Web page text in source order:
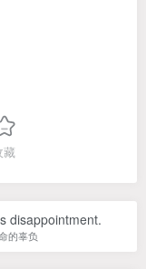
藏
disappointment.
的辜负